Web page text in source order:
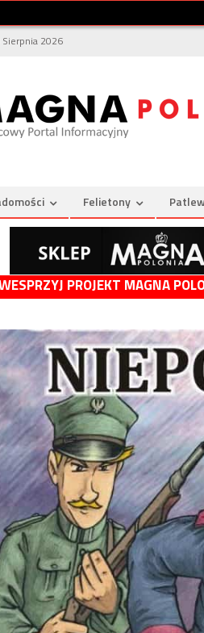
2026
Felietony
PROJEKT MAGNA